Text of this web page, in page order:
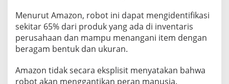
Menurut Amazon, robot ini dapat mengidentifikasi
sekitar 65% dari produk yang ada di inventaris
perusahaan dan mampu menangani item dengan
beragam bentuk dan ukuran.
Amazon tidak secara eksplisit menyatakan bahwa
robot akan menggantikan peran manusia.